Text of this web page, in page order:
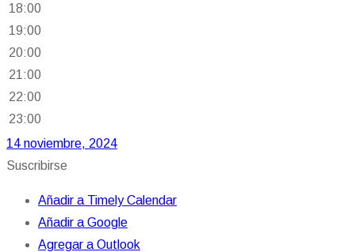
18:00
19:00
20:00
21:00
22:00
23:00
14 noviembre, 2024
Suscribirse
Añadir a Timely Calendar
Añadir a Google
Agregar a Outlook